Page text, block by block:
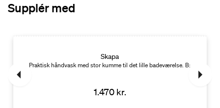
Supplér med
Skapa
Praktisk håndvask med stor kumme til det lille badeværelse. B: 40-80
1.470 kr.